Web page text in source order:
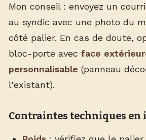
Mon conseil : envoyez un
au syndic avec une photo du
côté palier. En cas de doute,
bloc-porte avec face
personnalisable (panneau
l'existant).
Contraintes techniques en